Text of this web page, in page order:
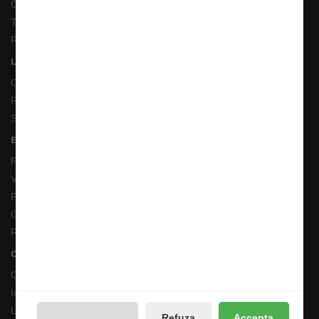
Cum comand ?
Termeni si Conditii
Returnari Produse si Garantii
Linkuri Utile
Contacte
Returnări/Garantii Produse
Site Map
Extras
Producători
Vouchere cadou
Promotii
Galerie Foto
Reseteaza Notificarile
Contul meu
Contul meu
Istoricul comenzilor
Lista de dorințe